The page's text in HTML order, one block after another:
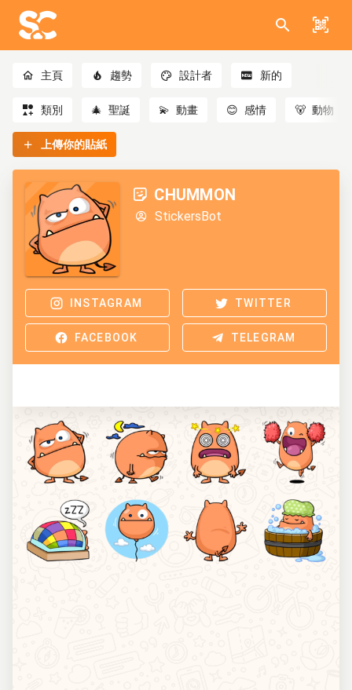
主頁 趨勢 設計者 新的
類別 🎄 聖誕 💫 動畫 😊 感情 🐻 動物
上傳你的貼紙
CHUMMON
StickersBot
INSTAGRAM TWITTER
FACEBOOK TELEGRAM